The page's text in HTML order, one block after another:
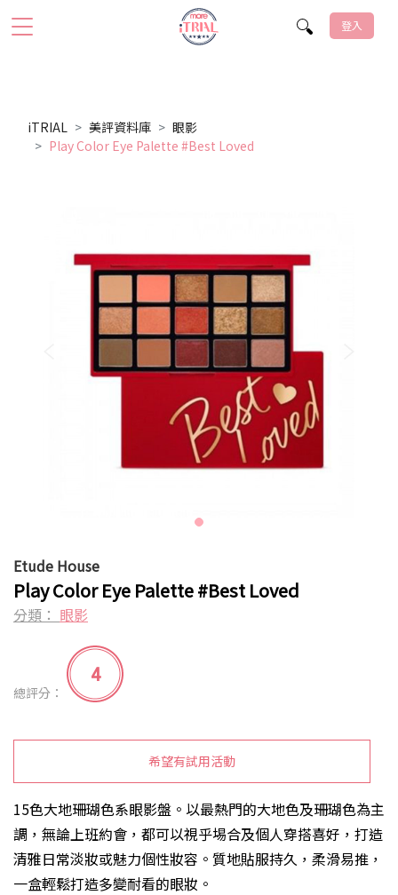
登入
iTRIAL 美評資料庫
眼影
Play Color Eye Palette #Best Loved
Etude House
Play Color Eye Palette #Best Loved
分類： 眼影
總評分：
4
希望有試用活動
15色大地珊瑚色系眼影盤。以最熱門的大地色及珊瑚色為主
調，無論上班約會，都可以視乎埸合及個人穿搭喜好，打造
清雅日常淡妝或魅力個性妝容。質地貼服持久，柔滑易推，
一盒輕鬆打造多變耐看的眼妝。